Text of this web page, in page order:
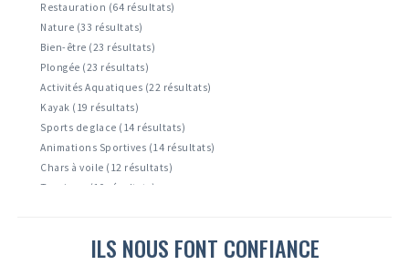
Restauration (64 résultats)
Nature (33 résultats)
Bien-être (23 résultats)
Plongée (23 résultats)
Activités Aquatiques (22 résultats)
Kayak (19 résultats)
Sports de glace (14 résultats)
Animations Sportives (14 résultats)
Chars à voile (12 résultats)
Tourisme (10 résultats)
ILS NOUS FONT CONFIANCE